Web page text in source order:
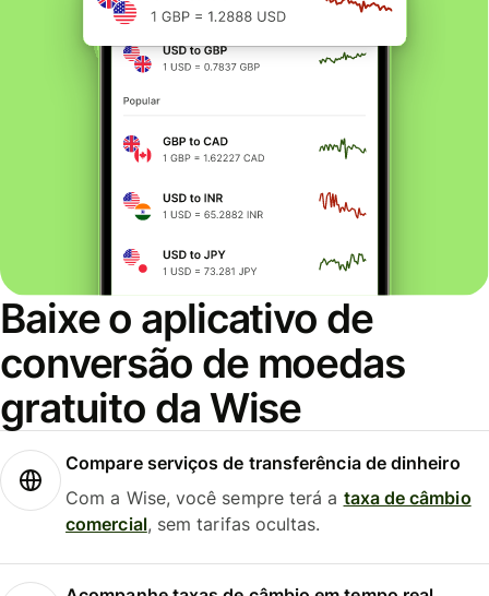
Baixe o aplicativo de
conversão de moedas
gratuito da Wise
Compare serviços de transferência de dinheiro
Com a Wise, você sempre terá a taxa de câmbio
comercial, sem tarifas ocultas.